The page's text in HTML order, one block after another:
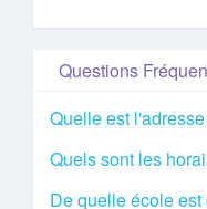
Questions
Quelle est
Quels sont les
De quelle école